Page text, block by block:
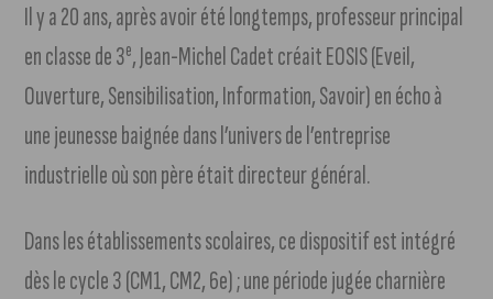
Il y a 20 ans, après avoir été longtemps, professeur principal
en classe de 3e, Jean-Michel Cadet créait EOSIS (Eveil,
Ouverture, Sensibilisation, Information, Savoir) en écho à
une jeunesse baignée dans l’univers de l’entreprise
industrielle où son père était directeur général.
Dans les établissements scolaires, ce dispositif est intégré
dès le cycle 3 (CM1, CM2, 6e) ; une période jugée charnière